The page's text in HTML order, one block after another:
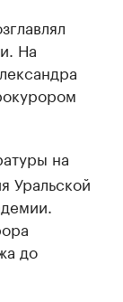
На
на
Уральской
до